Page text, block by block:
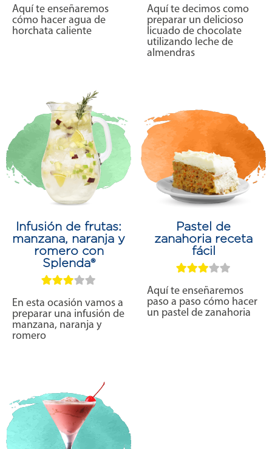
Aquí te enseñaremos
cómo hacer agua de
horchata caliente
Aquí te decimos como
preparar un delicioso
licuado de chocolate
utilizando leche de
almendras
Infusión de frutas:
manzana, naranja y
romero con
Splenda®
En esta ocasión vamos a
preparar una infusión de
manzana, naranja y
romero
Pastel de
zanahoria receta
fácil
Aquí te enseñaremos
paso a paso cómo hacer
un pastel de zanahoria